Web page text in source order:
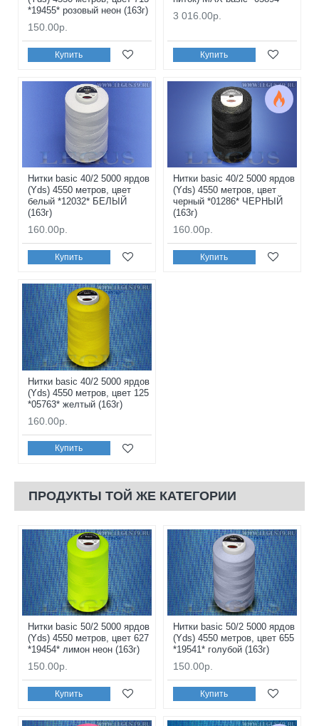
*19455* розовый неон (163г)
150.00р.
Купить
3 016.00р.
Купить
Нитки basic 40/2 5000 ярдов
(Yds) 4550 метров, цвет
белый *12032* БЕЛЫЙ
(163г)
160.00р.
Купить
Нитки basic 40/2 5000 ярдов
(Yds) 4550 метров, цвет
черный *01286* ЧЕРНЫЙ
(163г)
160.00р.
Купить
Нитки basic 40/2 5000 ярдов
(Yds) 4550 метров, цвет 125
*05763* желтый (163г)
160.00р.
Купить
ПРОДУКТЫ ТОЙ ЖЕ КАТЕГОРИИ
Нитки basic 50/2 5000 ярдов
(Yds) 4550 метров, цвет 627
*19454* лимон неон (163г)
150.00р.
Купить
Нитки basic 50/2 5000 ярдов
(Yds) 4550 метров, цвет 655
*19541* голубой (163г)
150.00р.
Купить